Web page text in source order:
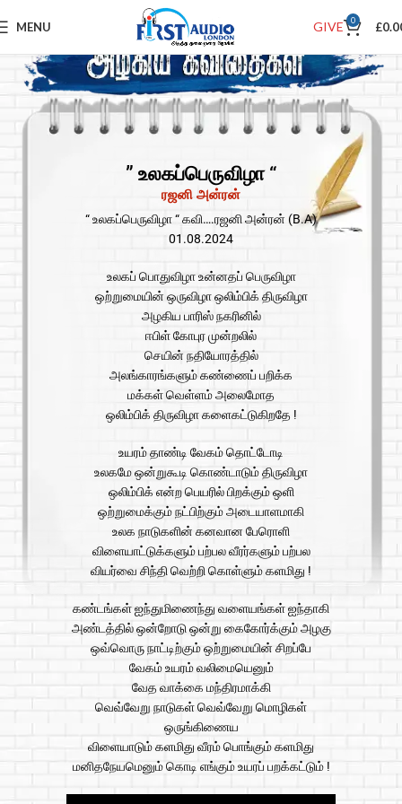
MENU GIVE 0 £
” உலகப்பெருவிழா “
ரஜனி அன்ரன்
“ உலகப்பெருவிழா “ கவி….ரஜனி அன்ரன் (B.A)
01.08.2024
உலகப் பொதுவிழா உன்னதப் பெருவிழா
ஒற்றுமையின் ஒருவிழா ஒலிம்பிக் திருவிழா
அழகிய பாரிஸ் நகரினில்
ஈபிள் கோபுர முன்றலில்
செயின் நதியோரத்தில்
அலங்காரங்களும் கண்ணைப் பறிக்க
மக்கள் வெள்ளம் அலைமோத
ஒலிம்பிக் திருவிழா களைகட்டுகிறதே !
உயரம் தாண்டி வேகம் தொட்டோடி
உலகமே ஒன்றுகூடி கொண்டாடும் திருவிழா
ஒலிம்பிக் என்ற பெயரில் பிறக்கும் ஒளி
ஒற்றுமைக்கும் நட்பிற்கும் அடையாளமாகி
உலக நாடுகளின் கனவான பேரொளி
விளையாட்டுக்களும் பற்பல வீரர்களும் பற்பல
வியர்வை சிந்தி வெற்றி கொள்ளும் களமிது !
கண்டங்கள் ஐந்துமிணைந்து வளையங்கள் ஐந்தாகி
அண்டத்தில் ஒன்றோடு ஒன்று கைகோர்க்கும் அழகு
ஒவ்வொரு நாட்டிற்கும் ஒற்றுமையின் சிறப்பே
வேகம் உயரம் வலிமையெனும்
வேத வாக்கை மந்திரமாக்கி
வெவ்வேறு நாடுகள் வெவ்வேறு மொழிகள்
ஒருங்கிணைய
விளையாடும் களமிது வீரம் பொங்கும் களமிது
மனிதநேயமெனும் கொடி எங்கும் உயரப் பறக்கட்டும் !